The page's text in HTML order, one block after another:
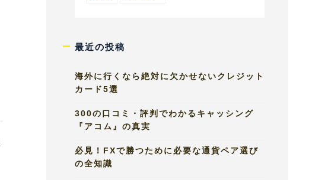
最近の投稿
海外に行くなら絶対に欠かせないクレジット
カード5選
300の口コミ・評判でわかるキャッシング
『アコム』の真実
必見！FXで勝つために必要な通貨ペア選び
の全知識